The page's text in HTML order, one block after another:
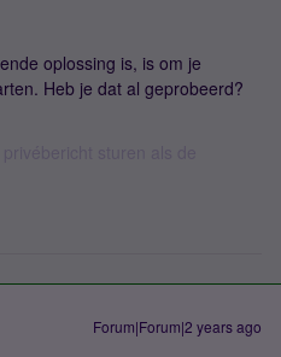
oplossing is, is om je
Heb je dat al geprobeerd?
Forum|Forum|2 years ago